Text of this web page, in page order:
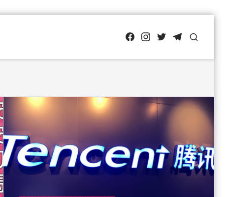
FB IG Twitter
TG